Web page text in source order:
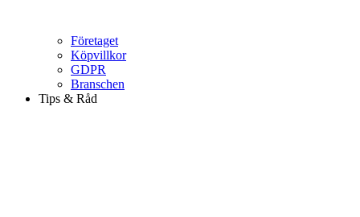
Företaget
Köpvillkor
GDPR
Branschen
Tips & Råd